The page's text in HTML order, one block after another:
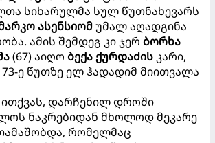
სიხარულმა სულ წუთნახევარს
ასენსიომუმალ აღადგინა
ამის შემდეგ კი ჯერ ბორხა
(67) აიღო ბექა ქურდაძისკარი,
73-ე წუთზე ელ ჰადადიმ მიითვალა
დარჩენილ დროში
ნაკრებიდან მხოლოდ მეკარე
რომელმაც